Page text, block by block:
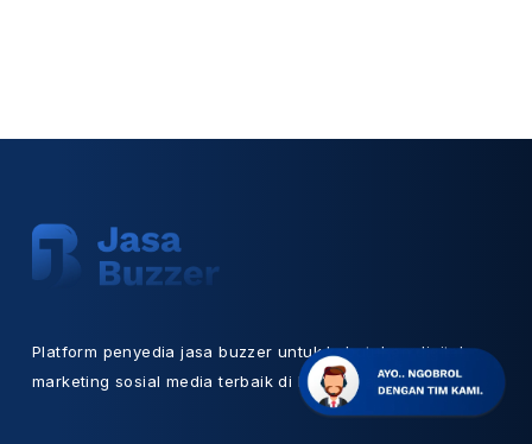
Platform penyedia jasa buzzer untuk kebutuhan digital
marketing sosial media terbaik di Indonesia.